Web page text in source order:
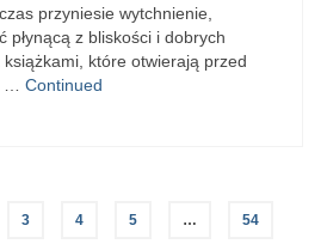
przyniesie wytchnienie,
płynącą z bliskości i dobrych
które otwierają przed
… Continued
3 4 5 … 54